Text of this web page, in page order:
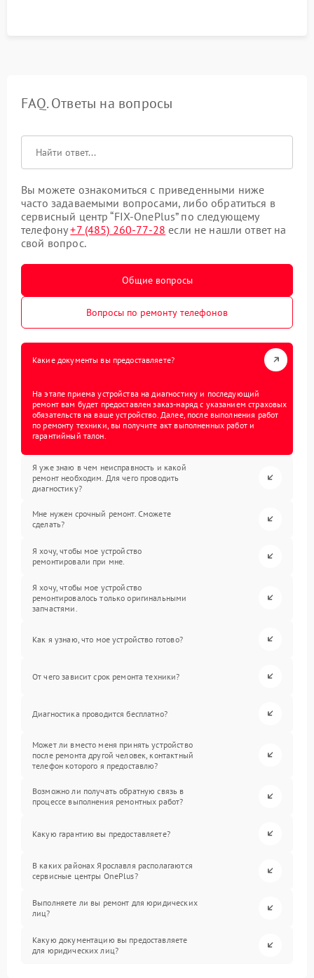
FAQ. Ответы на вопросы
Вы можете ознакомиться с приведенными ниже
часто задаваемыми вопросами, либо обратиться в
сервисный центр “FIX-OnePlus” по следующему
телефону+7 (485) 260-77-28 если не нашли ответ на
свой вопрос.
Общие вопросы
Вопросы по ремонту телефонов
Какие документы вы предоставляете?
На этапе приема устройства на диагностику и последующий
ремонт вам будет предоставлен заказ-наряд с указанием страховых
обязательств на ваше устройство. Далее, после выполнения работ
по ремонту техники, вы получите акт выполненных работ и
гарантийный талон.
Я уже знаю в чем неисправность и какой
ремонт необходим. Для чего проводить
диагностику?
Мне нужен срочный ремонт. Сможете
сделать?
Я хочу, чтобы мое устройство
ремонтировали при мне.
Я хочу, чтобы мое устройство
ремонтировалось только оригинальными
запчастями.
Как я узнаю, что мое устройство готово?
От чего зависит срок ремонта техники?
Диагностика проводится бесплатно?
Может ли вместо меня принять устройство
после ремонта другой человек, контактный
телефон которого я предоставлю?
Возможно ли получать обратную связь в
процессе выполнения ремонтных работ?
Какую гарантию вы предоставляете?
В каких районах Ярославля располагаются
сервисные центры OnePlus?
Выполняете ли вы ремонт для юридических
лиц?
Какую документацию вы предоставляете
для юридических лиц?